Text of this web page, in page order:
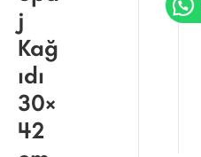
j
Kağ
ıdı
30×
42